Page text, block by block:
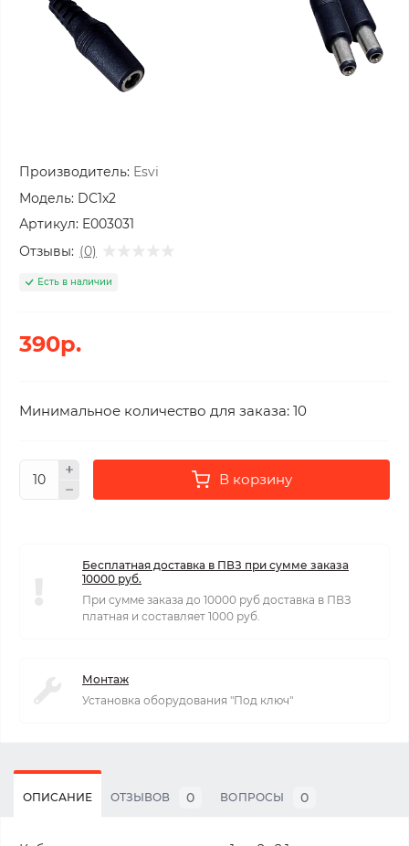
Производитель: Esvi
Модель: DC1x2
Артикул: E003031
Отзывы: (0)
Есть в наличии
390р.
Минимальное количество для заказа: 10
В корзину
Бесплатная доставка в ПВЗ при сумме заказа
10000 руб.
При сумме заказа до 10000 руб доставка в ПВЗ
платная и составляет 1000 руб.
Монтаж
Установка оборудования "Под ключ"
ОПИСАНИЕ ОТЗЫВОВ 0 ВОПРОСЫ 0